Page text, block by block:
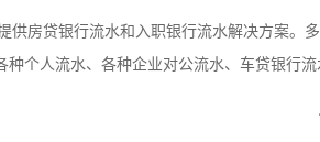
供房贷银行流水和入职银行流水解决方案
个人流水、各种企业对公流水、车贷银行